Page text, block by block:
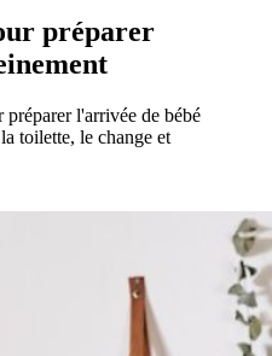
préparer
l'arrivée de bébé
toilette, le change et